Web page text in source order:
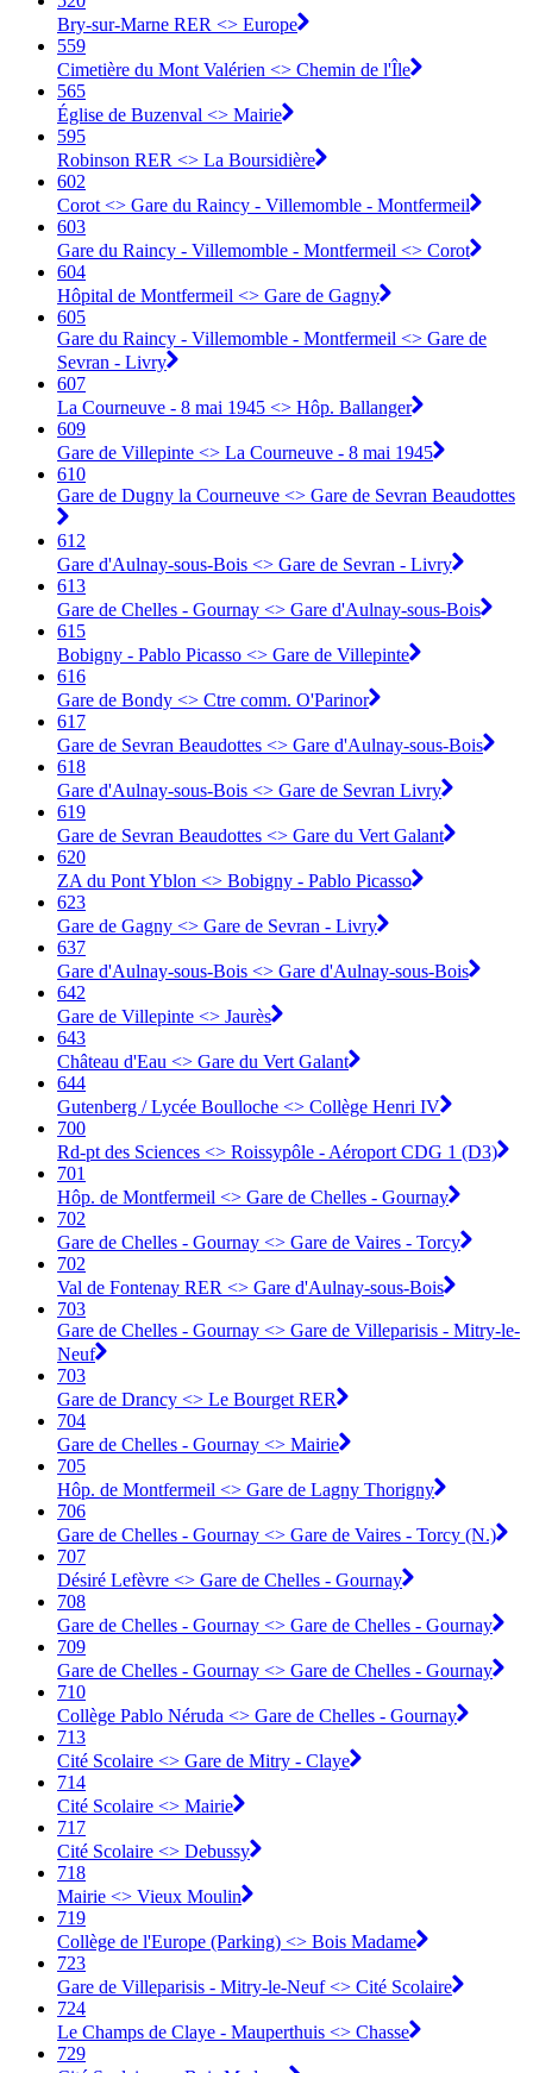
Bry-sur-Marne RER <> Europe
559
Cimetière du Mont Valérien <> Chemin de l'Île
565
Église de Buzenval <> Mairie
595
Robinson RER <> La Boursidière
602
Corot <> Gare du Raincy - Villemomble - Montfermeil
603
Gare du Raincy - Villemomble - Montfermeil <> Corot
604
Hôpital de Montfermeil <> Gare de Gagny
605
Gare du Raincy - Villemomble - Montfermeil <> Gare de
Sevran - Livry
607
La Courneuve - 8 mai 1945 <> Hôp. Ballanger
609
Gare de Villepinte <> La Courneuve - 8 mai 1945
610
Gare de Dugny la Courneuve <> Gare de Sevran Beaudottes
612
Gare d'Aulnay-sous-Bois <> Gare de Sevran - Livry
613
Gare de Chelles - Gournay <> Gare d'Aulnay-sous-Bois
615
Bobigny - Pablo Picasso <> Gare de Villepinte
616
Gare de Bondy <> Ctre comm. O'Parinor
617
Gare de Sevran Beaudottes <> Gare d'Aulnay-sous-Bois
618
Gare d'Aulnay-sous-Bois <> Gare de Sevran Livry
619
Gare de Sevran Beaudottes <> Gare du Vert Galant
620
ZA du Pont Yblon <> Bobigny - Pablo Picasso
623
Gare de Gagny <> Gare de Sevran - Livry
637
Gare d'Aulnay-sous-Bois <> Gare d'Aulnay-sous-Bois
642
Gare de Villepinte <> Jaurès
643
Château d'Eau <> Gare du Vert Galant
644
Gutenberg / Lycée Boulloche <> Collège Henri IV
700
Rd-pt des Sciences <> Roissypôle - Aéroport CDG 1 (D3)
701
Hôp. de Montfermeil <> Gare de Chelles - Gournay
702
Gare de Chelles - Gournay <> Gare de Vaires - Torcy
702
Val de Fontenay RER <> Gare d'Aulnay-sous-Bois
703
Gare de Chelles - Gournay <> Gare de Villeparisis - Mitry-le-
Neuf
703
Gare de Drancy <> Le Bourget RER
704
Gare de Chelles - Gournay <> Mairie
705
Hôp. de Montfermeil <> Gare de Lagny Thorigny
706
Gare de Chelles - Gournay <> Gare de Vaires - Torcy (N.)
707
Désiré Lefèvre <> Gare de Chelles - Gournay
708
Gare de Chelles - Gournay <> Gare de Chelles - Gournay
709
Gare de Chelles - Gournay <> Gare de Chelles - Gournay
710
Collège Pablo Néruda <> Gare de Chelles - Gournay
713
Cité Scolaire <> Gare de Mitry - Claye
714
Cité Scolaire <> Mairie
717
Cité Scolaire <> Debussy
718
Mairie <> Vieux Moulin
719
Collège de l'Europe (Parking) <> Bois Madame
723
Gare de Villeparisis - Mitry-le-Neuf <> Cité Scolaire
724
Le Champs de Claye - Mauperthuis <> Chasse
729